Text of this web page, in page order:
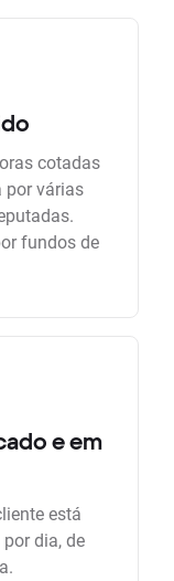
cotadas
por várias
fundos de
e em
está
dia, de